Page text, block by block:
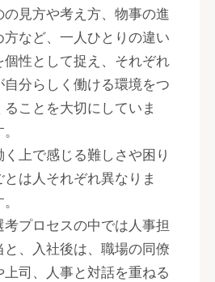
の見方や考え方、物事の進
方など、一人ひとりの違い
個性として捉え、それぞれ
自分らしく働ける環境をつ
ることを大切にしていま
く上で感じる難しさや困り
とは人それぞれ異なりま
考プロセスの中では人事担
と、入社後は、職場の同僚
上司、人事と対話を重ねる